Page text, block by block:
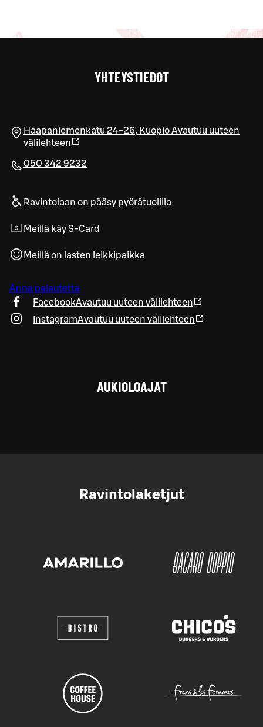
YHTEYSTIEDOT
Haapaniemenkatu 24-26, KuopioAvautuu uuteen
välilehteen
050 342 9232
Ravintolaan on pääsy pyörätuolilla
Meillä käy S-Card
Meillä on lasten leikkipaikka
Anna palautetta
FacebookAvautuu uuteen välilehteen
InstagramAvautuu uuteen välilehteen
AUKIOLOAJAT
Ravintolaketjut